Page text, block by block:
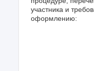
участника и
оформлению: